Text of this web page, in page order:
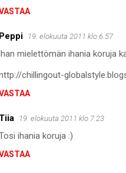
Peppi 19. elokuuta 2011 klo 6.57
mielettömän ihania koruja
http://chillingout-
Tiia 19. elokuuta 2011 klo 7.23
ihania koruja :)